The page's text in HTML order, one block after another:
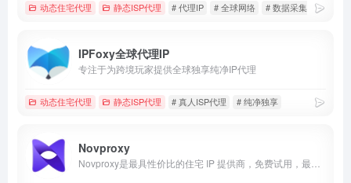
动态住宅代理 静态ISP代理 # 代理IP # 全球网络 # 数据采集
IPFoxy全球代理IP
专注于为跨境玩家提供全球独享纯净IP代理
动态住宅代理 静态ISP代理 # 真人ISP代理 # 纯净独享
Novproxy